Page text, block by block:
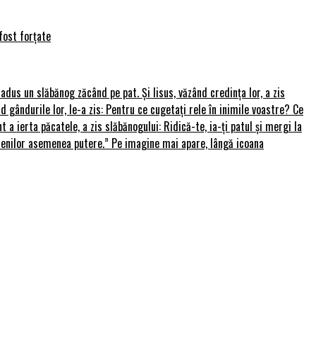
forțate
un slăbănog zăcând pe pat. Și Iisus, văzând credința lor, a zis
lor, le-a zis: Pentru ce cugetați rele în inimile voastre? Ce
a ierta păcatele, a zis slăbănogului: Ridică-te, ia-ți patul și mergi la
asemenea putere.” Pe imagine mai apare, lângă icoana